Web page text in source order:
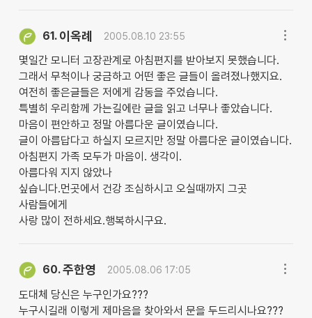
61. 이옥례 2005.08.10 23:55
몇일간 모니터 고장관계로 아침편지를 받아보지 못했습니다.
그래서 무척이나 궁금하고 어떤 좋은 글들이 올려졌나했지요.
여전히 좋은글들은 저에게 감동을 주었습니다.
특별히 우리함께 가는길에란 글을 읽고 너무나 좋았습니다.
마음이 편안하고 정말 아름다운 글이였습니다.
글이 아름답다고 하실지 모르지만 정말 아름다운 글이였습니다.
아침편지 가족 모두가 마음이. 생각이.
아름다워 지지 않았나
싶습니다.먼곳에서 건강 조심하시고 오실때까지 그곳
사람들에게
사랑 많이 전하세요.행복하시구요.
60.주한영 2005.08.06 17:05
도대체 당신은 누구인가요???
누구시길래 이렇게 제마음을 찾아와서 문을 두드리시나요???